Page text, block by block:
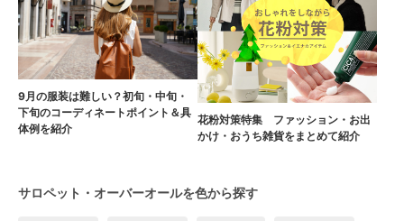
9月の服装は難しい？初旬・中旬・
下旬のコーディネートポイント＆具
体例を紹介
花粉対策特集 ファッション・お出
かけ・おうち雑貨をまとめて紹介
サロペット・オーバーオールを色から探す